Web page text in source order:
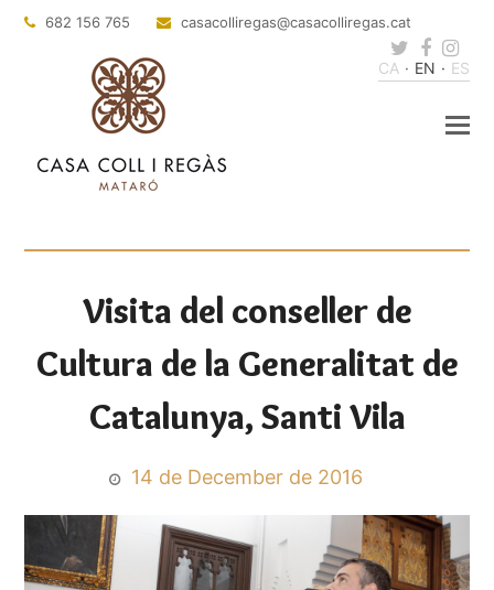
682 156 765 casacolliregas@casacolliregas.cat
Twitter
CA EN ES
Visita del conseller de
Cultura de la Generalitat de
Catalunya, Santi Vila
14 de December de 2016